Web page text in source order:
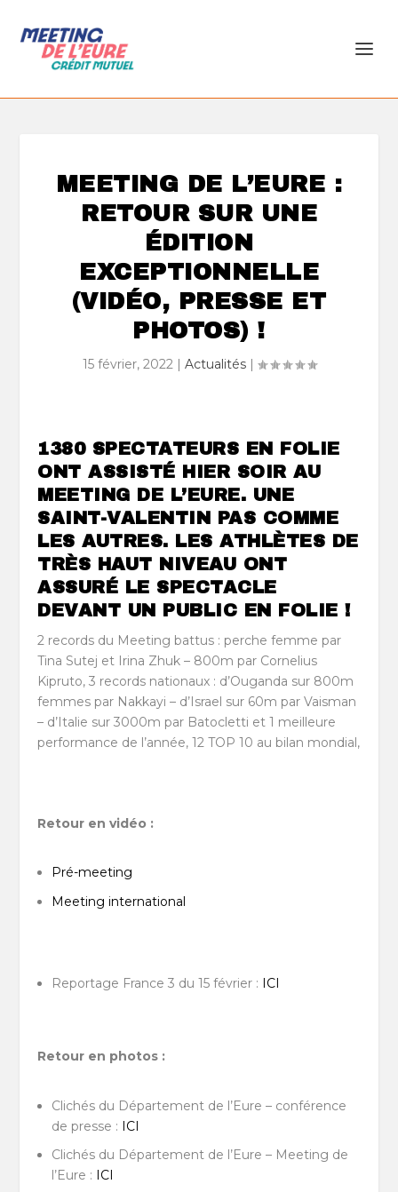
MEETING DE L’EURE :
RETOUR SUR UNE
ÉDITION
EXCEPTIONNELLE
(VIDÉO, PRESSE ET
PHOTOS) !
15 février, 2022| Actualités|
1380 SPECTATEURS EN FOLIE
ONT ASSISTÉ HIER SOIR AU
MEETING DE L’EURE. UNE
SAINT-VALENTIN PAS COMME
LES AUTRES. LES ATHLÈTES DE
TRÈS HAUT NIVEAU ONT
ASSURÉ LE SPECTACLE
DEVANT UN PUBLIC EN FOLIE !
2 records du Meeting battus : perche femme par
Tina Sutej et Irina Zhuk – 800m par Cornelius
Kipruto, 3 records nationaux : d’Ouganda sur 800m
femmes par Nakkayi – d’Israel sur 60m par Vaisman
– d’Italie sur 3000m par Batocletti et 1 meilleure
performance de l’année, 12 TOP 10 au bilan mondial,
Retour en vidéo :
Pré-meeting
Meeting international
Reportage France 3 du 15 février : ICI
Retour en photos :
Clichés du Département de l’Eure – conférence
de presse : ICI
Clichés du Département de l’Eure – Meeting de
l’Eure : ICI